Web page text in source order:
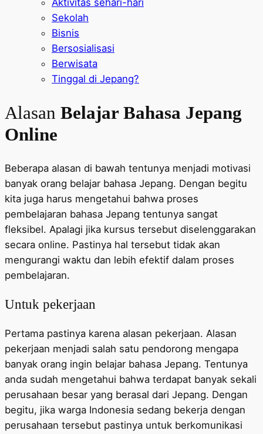
Aktivitas sehari-hari
Sekolah
Bisnis
Bersosialisasi
Berwisata
Tinggal di Jepang?
Alasan Belajar Bahasa Jepang
Online
Beberapa alasan di bawah tentunya menjadi motivasi
banyak orang belajar bahasa Jepang. Dengan begitu
kita juga harus mengetahui bahwa proses
pembelajaran bahasa Jepang tentunya sangat
fleksibel. Apalagi jika kursus tersebut diselenggarakan
secara online. Pastinya hal tersebut tidak akan
mengurangi waktu dan lebih efektif dalam proses
pembelajaran.
Untuk pekerjaan
Pertama pastinya karena alasan pekerjaan. Alasan
pekerjaan menjadi salah satu pendorong mengapa
banyak orang ingin belajar bahasa Jepang. Tentunya
anda sudah mengetahui bahwa terdapat banyak sekali
perusahaan besar yang berasal dari Jepang. Dengan
begitu, jika warga Indonesia sedang bekerja dengan
perusahaan tersebut pastinya untuk berkomunikasi